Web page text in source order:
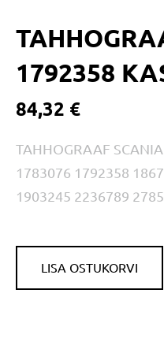
1792358
84,32 €
TAHHOGRAAF
1783076 1792358
1903245 2236789
LISA OSTUKORVI